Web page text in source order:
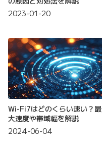
2023-01-20
Wi-Fi7はどのくらい速い？最
大速度や帯域幅を解説
2024-06-04